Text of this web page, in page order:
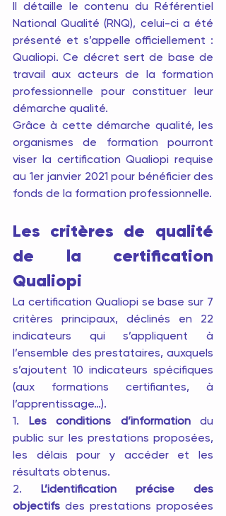
Il détaille le contenu du Référentiel
National Qualité (RNQ), celui-ci a été
présenté et s’appelle officiellement :
Qualiopi. Ce décret sert de base de
travail aux acteurs de la formation
professionnelle pour constituer leur
démarche qualité.
Grâce à cette démarche qualité, les
organismes de formation pourront
viser la certification Qualiopi requise
au 1er janvier 2021 pour bénéficier des
fonds de la formation professionnelle.
Les critères de qualité
de la certification
Qualiopi
La certification Qualiopi se base sur 7
critères principaux, déclinés en 22
indicateurs qui s’appliquent à
l’ensemble des prestataires, auxquels
s’ajoutent 10 indicateurs spécifiques
(aux formations certifiantes, à
l’apprentissage…).
1.
Les conditions d’information du
public sur les prestations proposées,
les délais pour y accéder et les
résultats obtenus.
2.
L’identification précise des
objectifs des prestations proposées